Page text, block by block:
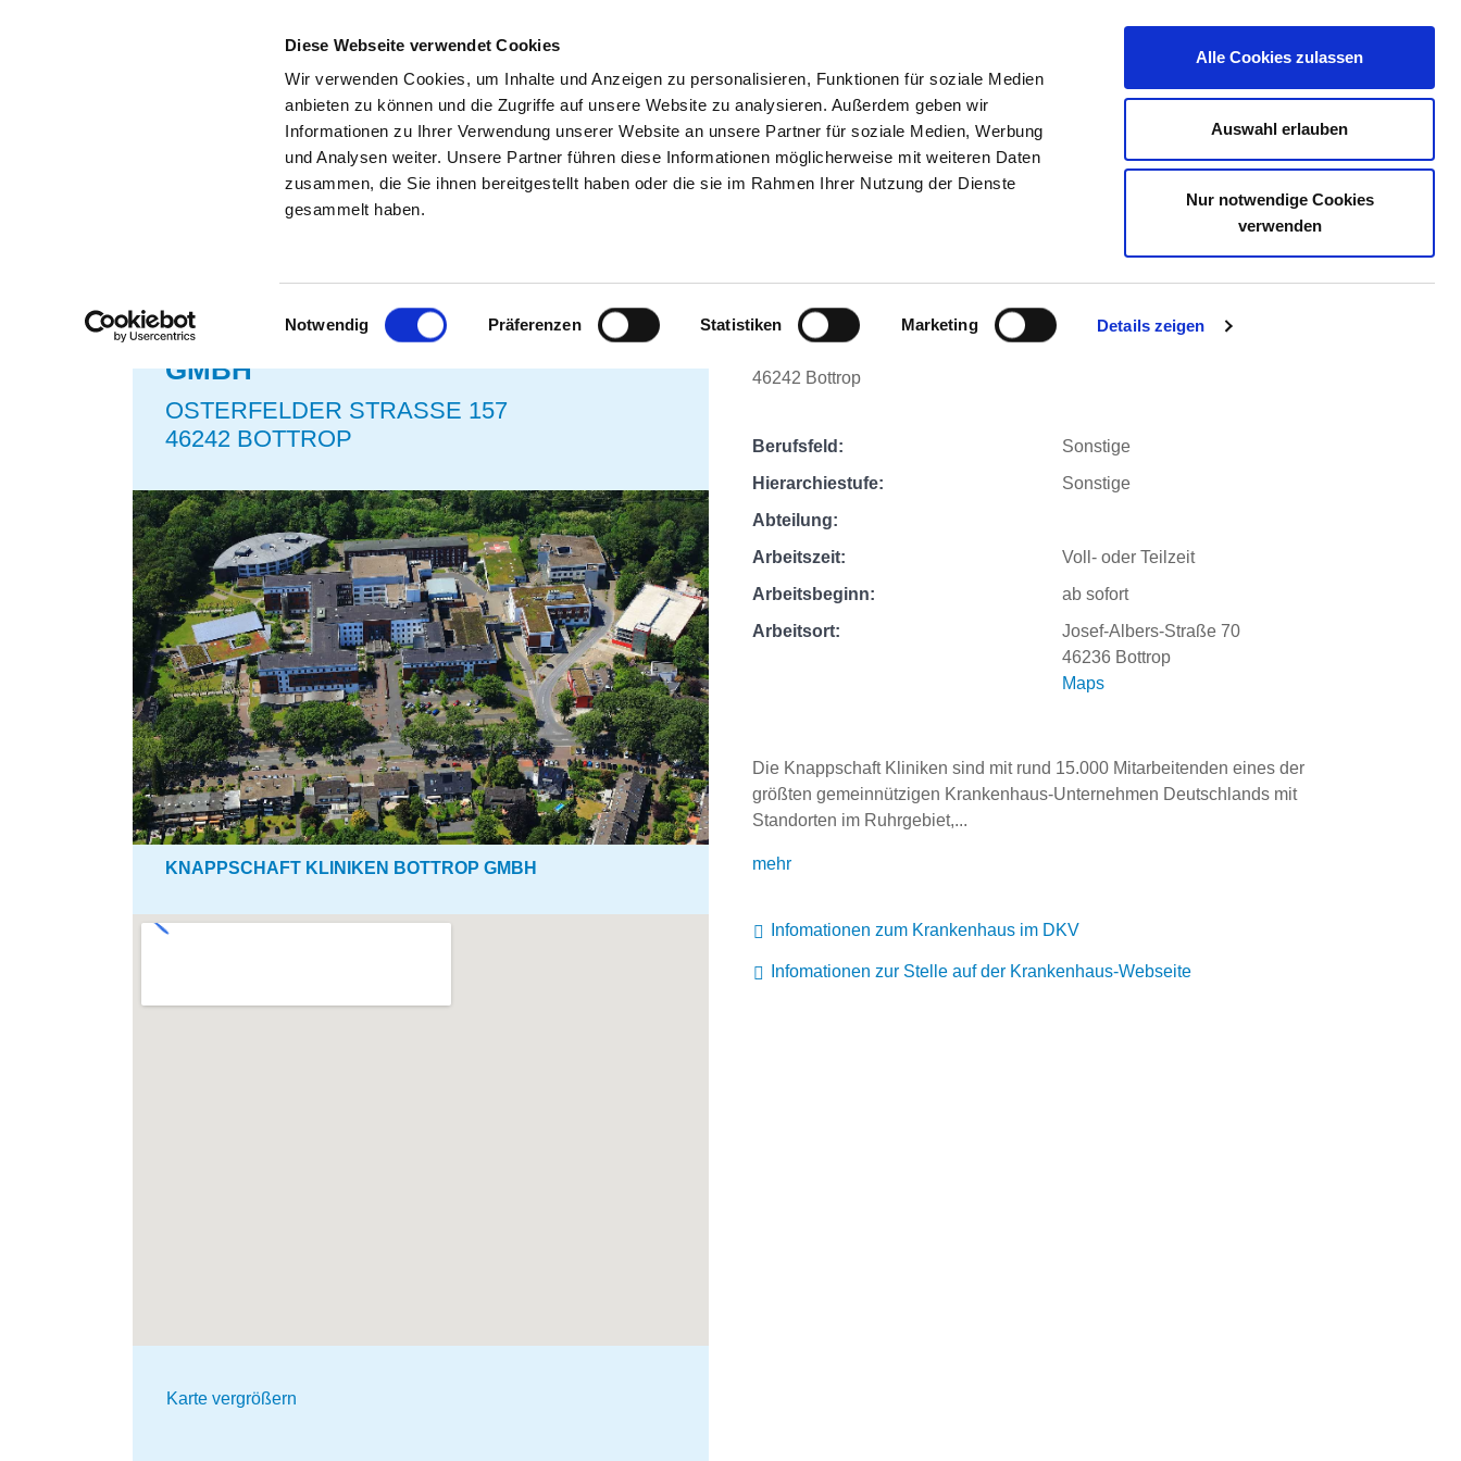
Diese Webseite verwendet Cookies
Wir verwenden Cookies, um Inhalte und Anzeigen zu personalisieren, Funktionen für soziale Medien
anbieten zu können und die Zugriffe auf unsere Website zu analysieren. Außerdem geben wir
Informationen zu Ihrer Verwendung unserer Website an unsere Partner für soziale Medien, Werbung
und Analysen weiter. Unsere Partner führen diese Informationen möglicherweise mit weiteren Daten
zusammen, die Sie ihnen bereitgestellt haben oder die sie im Rahmen Ihrer Nutzung der Dienste
gesammelt haben.
Einwilligungsauswahl
Notwendig Präferenzen Statistiken Marketing Details zeigen
Alle Cookies zulassen
Auswahl erlauben
Nur notwendige Cookies
verwenden
SUCHEN TIPPS & HILFE DAS DKV STELLENBÖRSE KONTAKT IHRE MEINUNG
STELLENBÖRSE FÜR KRANKENHÄUSER
KNAPPSCHAFT KLINIKEN BOTTROP
GMBH
OSTERFELDER STRASSE 157
46242 BOTTROP
KNAPPSCHAFT KLINIKEN BOTTROP GMBH
Karte vergrößern
PHYSIOTHERAPEUT (M/W/D) FÜR DIE GERIATRIE
(M/W/D)
46242 Bottrop
Berufsfeld:
Sonstige
Hierarchiestufe:
Sonstige
Abteilung:
Arbeitszeit:
Voll- oder Teilzeit
Arbeitsbeginn:
ab sofort
Arbeitsort:
Josef-Albers-Straße 70
46236 Bottrop
Maps
Die Knappschaft Kliniken sind mit rund 15.000 Mitarbeitenden eines der
größten gemeinnützigen Krankenhaus-Unternehmen Deutschlands mit
Standorten im Ruhrgebiet,...
mehr
Infomationen zum Krankenhaus im DKV
Infomationen zur Stelle auf der Krankenhaus-Webseite